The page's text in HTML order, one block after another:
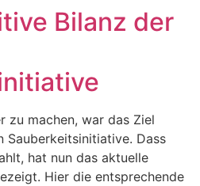
Bilanz der
zu machen, war das Ziel
Sauberkeitsinitiative. Dass
hat nun das aktuelle
Hier die entsprechende